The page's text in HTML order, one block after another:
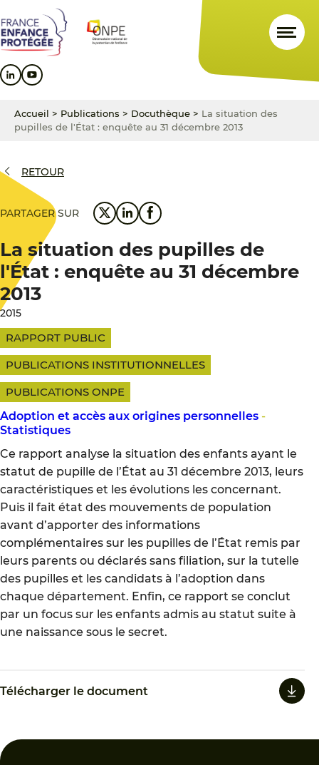
au
contenu
principal
au
menu
principal
au
pied
de
Accueil > Publications > Docuthèque > La situation des
pupilles de l'État : enquête au 31 décembre 2013
RETOUR
PARTAGER SUR
La situation des pupilles de
l'État : enquête au 31 décembre
2013
2015
RAPPORT PUBLIC
PUBLICATIONS INSTITUTIONNELLES
PUBLICATIONS ONPE
Adoption et accès aux origines personnelles -
Statistiques
Ce rapport analyse la situation des enfants ayant le
statut de pupille de l’État au 31 décembre 2013, leurs
caractéristiques et les évolutions les concernant.
Puis il fait état des mouvements de population
avant d’apporter des informations
complémentaires sur les pupilles de l’État remis par
leurs parents ou déclarés sans filiation, sur la tutelle
des pupilles et les candidats à l’adoption dans
chaque département. Enfin, ce rapport se conclut
par un focus sur les enfants admis au statut suite à
une naissance sous le secret.
Télécharger le document